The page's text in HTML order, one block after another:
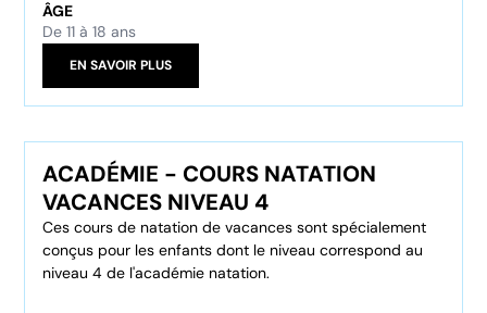
ÂGE
De 11 à 18 ans
EN SAVOIR PLUS
ACADÉMIE - COURS NATATION
VACANCES NIVEAU 4
Ces cours de natation de vacances sont spécialement
conçus pour les enfants dont le niveau correspond au
niveau 4 de l'académie natation.